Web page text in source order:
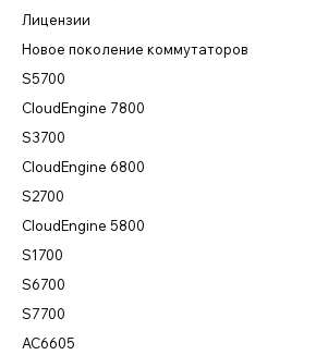
Лицензии
Новое поколение коммутаторов
S5700
CloudEngine 7800
S3700
CloudEngine 6800
S2700
CloudEngine 5800
S1700
S6700
S7700
AC6605